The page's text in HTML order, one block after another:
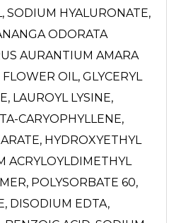
SODIUM HYALURONATE,
ODORATA
AURANTIUM AMARA
OIL, GLYCERYL
LAUROYL LYSINE,
CARYOPHYLLENE,
HYDROXYETHYL
ACRYLOYLDIMETHYL
POLYSORBATE 60,
DISODIUM EDTA,